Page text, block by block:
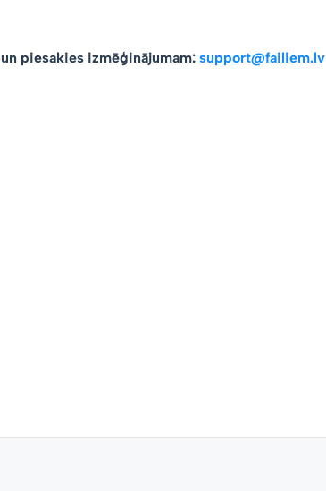
un piesakies izmēģinājumam: support@failiem.lv